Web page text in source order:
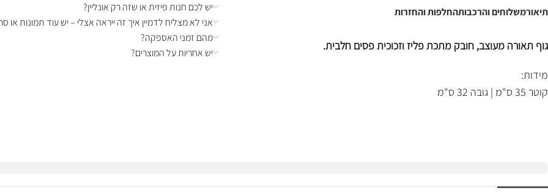
תיאורמשלוחים והרכבותהחלפות והחזרות
גוף תאורה מעוצב, חובק מתכת פליז וזכוכית פסים חלבית.
מידות:
קוטר 35 ס"מ | גובה 32 ס"מ
יש לכם חנות פיזית או שזה רק אונליין?
אני לא מצליח לדמיין איך זה ייראה אצלי – יש עוד תמונות או
מהם זמני האספקה?
יש אחריות על המוצרים?